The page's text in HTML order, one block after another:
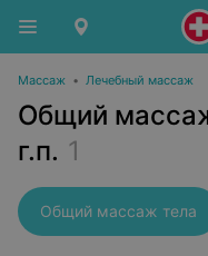
Массаж • Лечебный массаж
Общий
г.п. 1
Общий массаж тела